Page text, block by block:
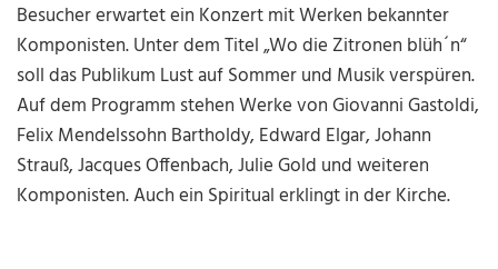
Besucher erwartet ein Konzert mit Werken bekannter
Komponisten. Unter dem Titel „Wo die Zitronen blüh´n“
soll das Publikum Lust auf Sommer und Musik verspüren.
Auf dem Programm stehen Werke von Giovanni Gastoldi,
Felix Mendelssohn Bartholdy, Edward Elgar, Johann
Strauß, Jacques Offenbach, Julie Gold und weiteren
Komponisten. Auch ein Spiritual erklingt in der Kirche.